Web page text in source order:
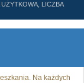
LICZBA
Na każdych